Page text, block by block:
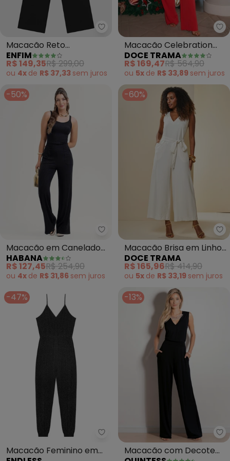
Enfim - Macacão Reto
Macacão Reto
Texturizado (Preto)
ENFIM
R$ 149,35R$ 299,00
ou 4x de R$ 37,33 sem juros
Macacão Celebration
Alfaiataria (Vermelho)
DOCE TRAMA
R$ 169,47R$ 564,90
ou 5x de R$ 33,89 sem juros
-50%
Habana - Macacão em
Macacão em Canelado
(Preto)
HABANA
R$ 127,45R$ 254,90
ou 4x de R$ 31,86 sem juros
-60%
Macacão Brisa em Linho
(Branco)
DOCE TRAMA
R$ 165,96R$ 414,90
ou 5x de R$ 33,19 sem juros
-47%
Endless - Macacão Feminino
Macacão Feminino em
-13%
Macacão com Decote